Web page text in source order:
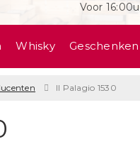
Voor
Whisky Geschenken
Il Palagio 1530